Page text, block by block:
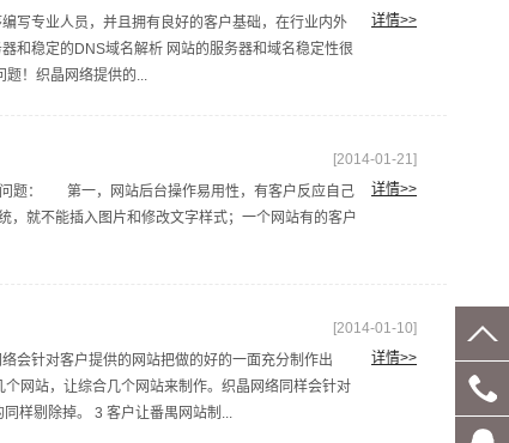
写专业人员，并且拥有良好的客户基础，在行业内外
和稳定的DNS域名解析 网站的服务器和域名稳定性很
题！织晶网络提供的...
详情>>
[2014-01-21]
问题： 第一，网站后台操作易用性，有客户反应自己
就不能插入图片和修改文字样式；一个网站有的客户
详情>>
[2014-01-10]
会针对客户提供的网站把做的好的一面充分制作出
网站，让综合几个网站来制作。织晶网络同样会针对
样剔除掉。 3 客户让番禺网站制...
详情>>